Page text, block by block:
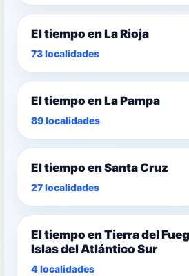
El tiempo en La Rioja
73 localidades
El tiempo en La Pampa
89 localidades
El tiempo en Santa Cruz
27 localidades
El tiempo en Tierra del
Islas del Atlántico Sur
4 localidades